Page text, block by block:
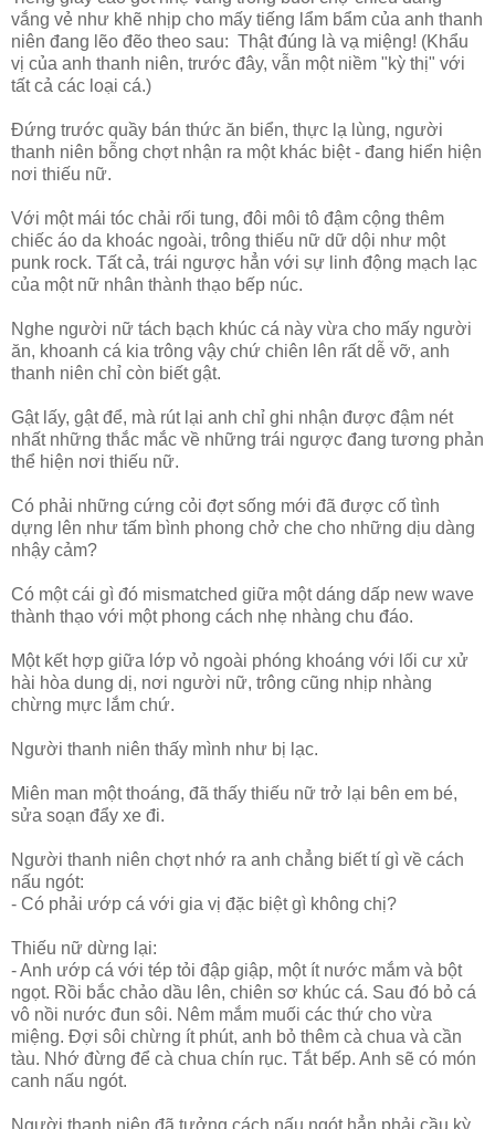
vắng vẻ như khẽ nhịp cho mấy tiếng lẩm bẩm của anh thanh
niên đang lẽo đẽo theo sau: Thật đúng là vạ miệng! (Khẩu
vị của anh thanh niên, trước đây, vẫn một niềm "kỳ thị" với
tất cả các loại cá.)
Đứng trước quầy bán thức ăn biển, thực lạ lùng, người
thanh niên bỗng chợt nhận ra một khác biệt - đang hiển hiện
nơi thiếu nữ.
Với một mái tóc chải rối tung, đôi môi tô đậm cộng thêm
chiếc áo da khoác ngoài, trông thiếu nữ dữ dội như một
punk rock. Tất cả, trái ngược hẳn với sự linh động mạch lạc
của một nữ nhân thành thạo bếp núc.
Nghe người nữ tách bạch khúc cá này vừa cho mấy người
ăn, khoanh cá kia trông vậy chứ chiên lên rất dễ vỡ, anh
thanh niên chỉ còn biết gật.
Gật lấy, gật để, mà rút lại anh chỉ ghi nhận được đậm nét
nhất những thắc mắc về những trái ngược đang tương phản
thể hiện nơi thiếu nữ.
Có phải những cứng cỏi đợt sống mới đã được cố tình
dựng lên như tấm bình phong chở che cho những dịu dàng
nhậy cảm?
Có một cái gì đó mismatched giữa một dáng dấp new wave
thành thạo với một phong cách nhẹ nhàng chu đáo.
Một kết hợp giữa lớp vỏ ngoài phóng khoáng với lối cư xử
hài hòa dung dị, nơi người nữ, trông cũng nhịp nhàng
chừng mực lắm chứ.
Người thanh niên thấy mình như bị lạc.
Miên man một thoáng, đã thấy thiếu nữ trở lại bên em bé,
sửa soạn đẩy xe đi.
Người thanh niên chợt nhớ ra anh chẳng biết tí gì về cách
nấu ngót:
- Có phải ướp cá với gia vị đặc biệt gì không chị?
Thiếu nữ dừng lại:
- Anh ướp cá với tép tỏi đập giập, một ít nước mắm và bột
ngọt. Rồi bắc chảo dầu lên, chiên sơ khúc cá. Sau đó bỏ cá
vô nồi nước đun sôi. Nêm mắm muối các thứ cho vừa
miệng. Đợi sôi chừng ít phút, anh bỏ thêm cà chua và cần
tàu. Nhớ đừng để cà chua chín rục. Tắt bếp. Anh sẽ có món
canh nấu ngót.